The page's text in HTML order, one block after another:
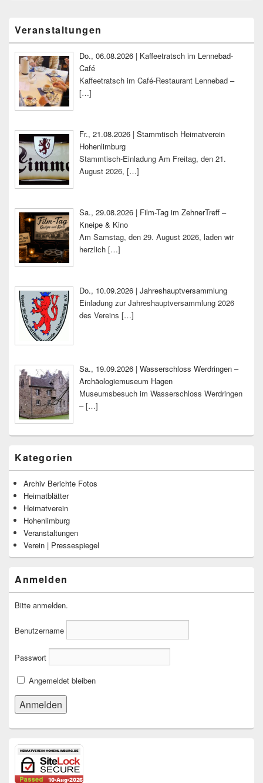
Seitenleisten-
Widgetbereich
Veranstaltungen
Do., 06.08.2026 | Kaffeetratsch im Lennebad-
Café
Kaffeetratsch im Café-Restaurant Lennebad –
[…]
Fr., 21.08.2026 | Stammtisch Heimatverein
Hohenlimburg
Stammtisch-Einladung Am Freitag, den 21.
August 2026, […]
Sa., 29.08.2026 | Film-Tag im ZehnerTreff –
Kneipe & Kino
Am Samstag, den 29. August 2026, laden wir
herzlich […]
Do., 10.09.2026 | Jahreshauptversammlung
Einladung zur Jahreshauptversammlung 2026
des Vereins […]
Sa., 19.09.2026 | Wasserschloss Werdringen –
Archäologiemuseum Hagen
Museumsbesuch im Wasserschloss Werdringen
–[…]
Kategorien
Archiv Berichte Fotos
Heimatblätter
Heimatverein
Hohenlimburg
Veranstaltungen
Verein | Pressespiegel
Anmelden
Bitte anmelden.
Benutzername
Passwort
Angemeldet bleiben